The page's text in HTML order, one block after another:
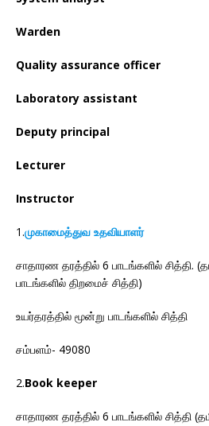
Warden
Quality assurance officer
Laboratory assistant
Deputy principal
Lecturer
Instructor
1.முகாமைத்துவ உதவியாளர்
சாதாரண தரத்தில் 6 பாடங்களில் சித்தி.
பாடங்களில் திறமைச் சித்தி)
உயர்தரத்தில் மூன்று பாடங்களில் சித்தி
சம்பளம்- 49080
2.Book keeper
சாதாரண தரத்தில் 6 பாடங்களில் சித்தி